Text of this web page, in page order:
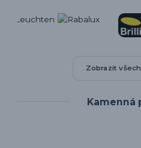
Zobrazit
Kamenná